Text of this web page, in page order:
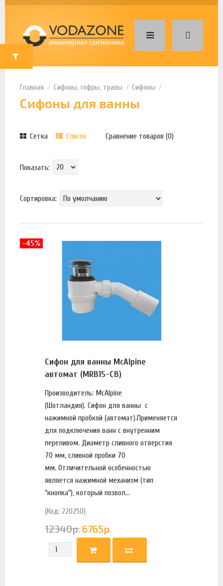
Сифоны, гофры, трапы Сифоны
Сифоны для ванны
Сетка Список Сравнение товаров (0)
Показать:
Сортировка:
Сифон для ванны McAlpine
автомат (MRB15-CB)
Производитель: McAlpine
(Шотландия). Сифон для ванны с
нажимной пробкой (автомат).Применяется
для подключения ванн с внутренним
переливом. Диаметр сливного отверстия
70 мм, сливной пробки 70
мм. Отличительной особенностью
является нажимной механизм (тип
"кнопка"), который позвол...
(Код: 220250)
12340р. 6765р.
-45%